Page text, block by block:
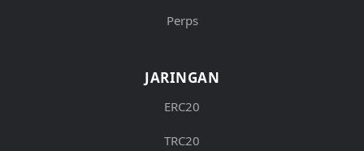
Perps
JARINGAN
ERC20
TRC20